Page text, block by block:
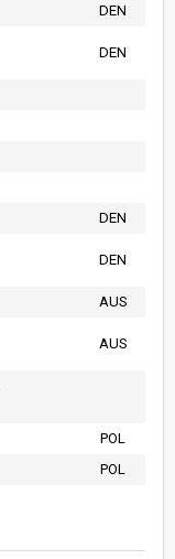
DEN
DEN
DEN
DEN
AUS
AUS
POL
POL